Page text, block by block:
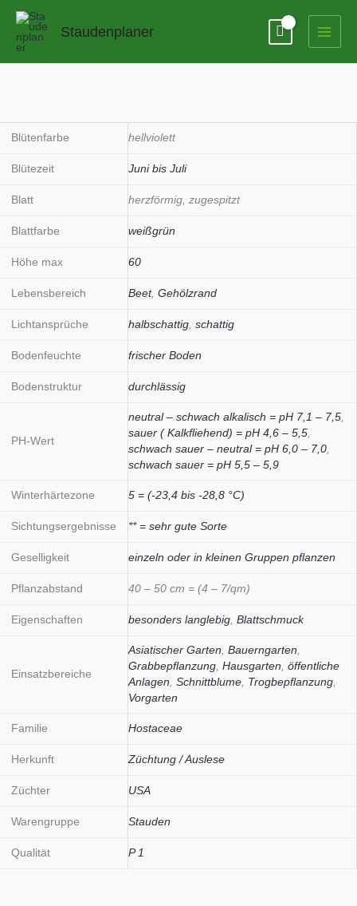
Zum
springen
Staudenplaner
Blütenfarbe hellviolett
Blütezeit Juni bis Juli
Blatt herzförmig, zugespitzt
Blattfarbe weißgrün
Höhe max 60
Lebensbereich Beet, Gehölzrand
Lichtansprüche halbschattig schattig
Bodenfeuchte frischer Boden
Bodenstruktur durchlässig
PH-Wert
neutral – schwach alkalisch = pH 7,1 – 7,5
sauer ( Kalkfliehend) = pH 4,6 – 5,5
schwach sauer – neutral = pH 6,0 – 7,0
schwach sauer = pH 5,5 – 5,9
Winterhärtezone 5 = (-23,4 bis -28,8 °C)
Sichtungsergebnisse ** = sehr gute Sorte
Geselligkeit einzeln oder in kleinen Gruppen pflanzen
Pflanzabstand 40 – 50 cm = (4 – 7/qm)
Eigenschaften besonders langlebig Blattschmuck
Einsatzbereiche
Asiatischer Garten Bauerngarten
Grabbepflanzung Hausgarten öffentliche
Anlagen Schnittblume Trogbepflanzung
Vorgarten
Familie Hostaceae
Herkunft Züchtung / Auslese
Züchter USA
Warengruppe Stauden
Qualität P 1